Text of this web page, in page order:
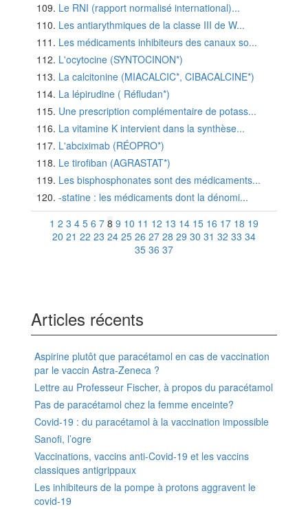
Le RNI (rapport normalisé international)...
Les antiarythmiques de la classe III de W...
Les médicaments inhibiteurs des canaux so...
L'ocytocine (SYNTOCINON*)
La calcitonine (MIACALCIC*, CIBACALCINE*)
La lépirudine ( Réfludan*)
Une prescription complémentaire de potass...
La vitamine K intervient dans la synthèse...
L'abciximab (RÉOPRO*)
Le tirofiban (AGRASTAT*)
Les bisphosphonates sont des médicaments...
-statine : les médicaments dont la dénomi...
1 2 3 4 5 6 7 8 9 10 11 12 13 14 15 16 17 18 19
20 21 22 23 24 25 26 27 28 29 30 31 32 33 34
35 36 37
Articles récents
Aspirine plutôt que paracétamol en cas de vaccination
par le vaccin Astra-Zeneca ?
Lettre au Professeur Fischer, à propos du paracétamol
Pas de paracétamol chez la femme enceinte?
Covid-19 : du paracétamol à la vaccination impossible
Sanofi, l’ogre
Vaccinations, vaccins anti-Covid-19 et les vaccins
classiques antigrippaux
Les inhibiteurs de la pompe à protons aggravent le
covid-19